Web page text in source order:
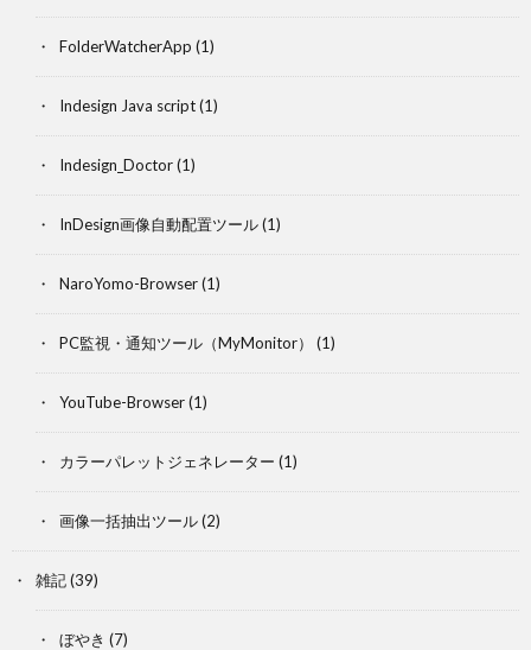
FolderWatcherApp (1)
Indesign Java script(1)
Indesign_Doctor(1)
InDesign画像自動配置ツール(1)
NaroYomo-Browser(1)
PC監視・通知ツール（MyMonitor） (1)
YouTube-Browser(1)
カラーパレットジェネレーター (1)
画像一括抽出ツール(2)
雑記(39)
ぼやき (7)